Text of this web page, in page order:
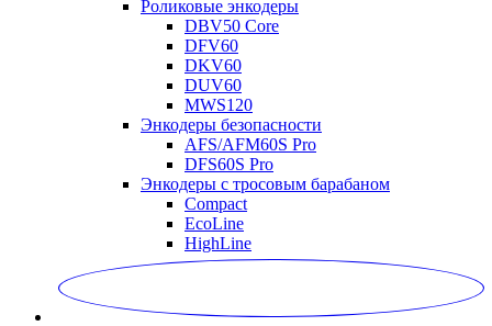
Роликовые энкодеры
DBV50 Core
DFV60
DKV60
DUV60
MWS120
Энкодеры безопасности
AFS/AFM60S Pro
DFS60S Pro
Энкодеры с тросовым барабаном
Compact
EcoLine
HighLine